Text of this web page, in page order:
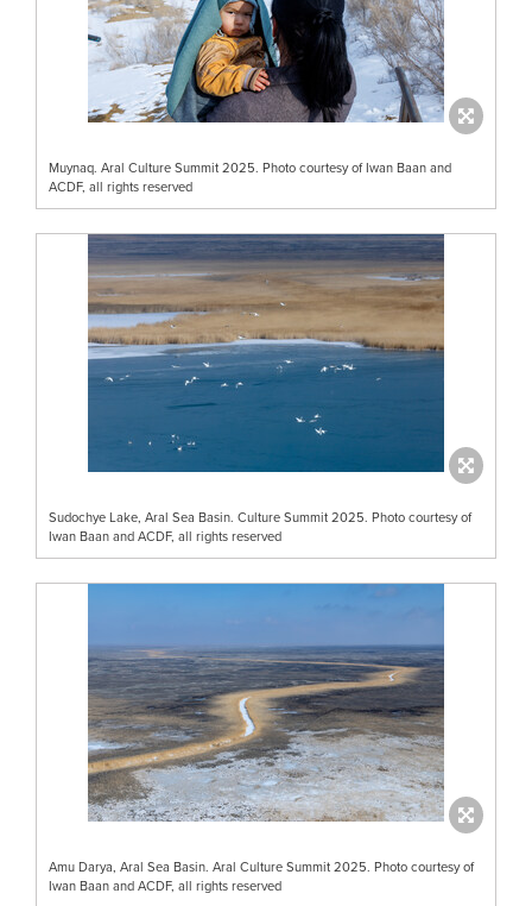
Muynaq. Aral Culture Summit 2025. Photo courtesy of Iwan Baan and
ACDF, all rights reserved
Sudochye Lake, Aral Sea Basin. Culture Summit 2025. Photo courtesy of
Iwan Baan and ACDF, all rights reserved
Amu Darya, Aral Sea Basin. Aral Culture Summit 2025. Photo courtesy of
Iwan Baan and ACDF, all rights reserved